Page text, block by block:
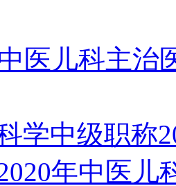
医儿科主治
学中级职称
年中医儿